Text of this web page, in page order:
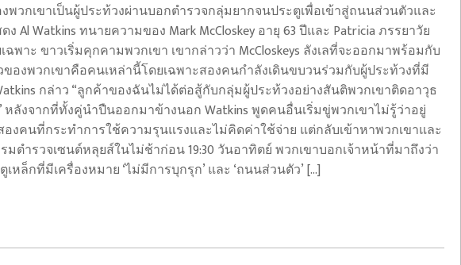
กเขาเป็นผู้ประท้วงผ่านบอกตำรวจกลุ่มยากจนประตูเพื่อเข้าสู่ถนนส่วนตัวและ
Watkins ทนายความของ Mark McCloskey อายุ 63 ปีและ Patricia ภรรยาวัย
ะ ขาวเริ่มคุกคามพวกเขา เขากล่าวว่า McCloskeys ลังเลที่จะออกมาพร้อมกับ
ของพวกเขาคือคนเหล่านี้โดยเฉพาะสองคนกำลังเดินขบวนร่วมกับผู้ประท้วงที่มี
กล่าว “ลูกค้าของฉันไม่ได้ต่อสู้กับกลุ่มผู้ประท้วงอย่างสันติพวกเขาติดอาวุธ
หลังจากที่ทั้งคู่นำปืนออกมาข้างนอก Watkins พูดคนอื่นเริ่มขู่พวกเขาไม่รู้ว่าอยู่
คนที่กระทำการใช้ความรุนแรงและไม่คิดค่าใช้จ่าย แต่กลับเข้าหาพวกเขาและ
รวจเซนต์หลุยส์ในไม่ช้าก่อน 19:30 วันอาทิตย์ พวกเขาบอกเจ้าหน้าที่มาถึงว่า
ล็กที่มีเครื่องหมาย ‘ไม่มีการบุกรุก’ และ ‘ถนนส่วนตัว’ […]